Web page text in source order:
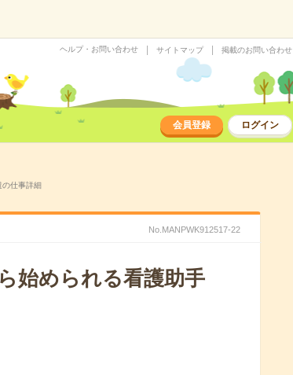
ヘルプ・お問い合わせ サイトマップ 掲載のお問い合わせ
会員登録 ログイン
の仕事詳細
No.MANPWK912517-22
始められる看護助手